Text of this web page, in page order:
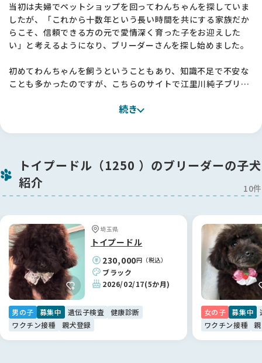
当初は夫婦でペットショップを回ってわんちゃんを探していま
したが、「これから十数年という長い時間を共にする家族だか
らこそ、信頼できる方の元で愛情深く育った子をお迎えした
い」と考えるようになり、ブリーダーさんを探し始めました。
初めてわんちゃんを飼うということもあり、知識不足で不安な
ことも多かったのですが、こちらのサイトで江里川純子ブリー
っかりと汲み取ってくださり、「江里川さんの元で育った子な
今回はこちらの希望に沿って丁寧にご提案をいただき、本当に
感謝しております。
江里川ブリーダーに出会えて、心から良かったと思っていま
す！🐶
【BreederFamiliesへ】
色々なサイトを見て回りましたが、こちらのBreederFamilies
は情報の透明性が高く、非常に信頼できるサイトだと感じまし
た。
おかげさまで、江里川ブリーダーのような素敵な専門家と繋が
ることができ、納得のいく形で新しい家族探しができていま
す。
ありがとうございました。😊
続き
トイプードル（1250 ）のブリーダーの子犬
紹介
10件
埼玉県
トイプードル
230,000円（税込）
ブラック
2026/02/17(5か月)
男の子 募集中 遺伝子検査
健康診断
ワクチン接種
親犬登録
女の子 募集中
ワクチン接種